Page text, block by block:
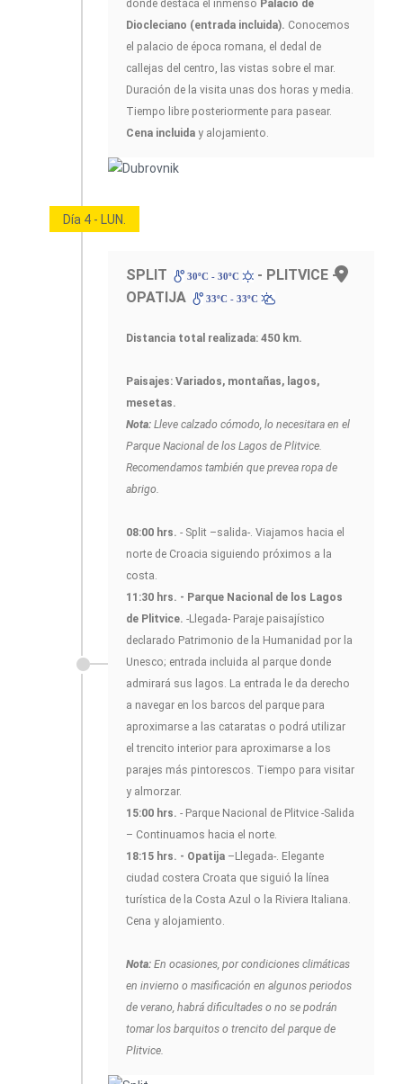
donde destaca el inmenso Palacio de
Diocleciano (entrada incluida). Conocemos
el palacio de época romana, el dedal de
callejas del centro, las vistas sobre el mar.
Duración de la visita unas dos horas y media.
Tiempo libre posteriormente para pasear.
Cena incluida y alojamiento.
Día 4 - LUN.
SPLIT 30ºC - 30ºC
- PLITVICE -
OPATIJA
33ºC - 33ºC
Distancia total realizada: 450 km.
Paisajes: Variados, montañas, lagos,
mesetas.
Nota: Lleve calzado cómodo, lo necesitara en el
Parque Nacional de los Lagos de Plitvice.
Recomendamos también que prevea ropa de
abrigo.
08:00 hrs. - Split –salida-. Viajamos hacia el
norte de Croacia siguiendo próximos a la
costa.
11:30 hrs. - Parque Nacional de los Lagos
de Plitvice. -Llegada- Paraje paisajístico
declarado Patrimonio de la Humanidad por la
Unesco; entrada incluida al parque donde
admirará sus lagos. La entrada le da derecho
a navegar en los barcos del parque para
aproximarse a las cataratas o podrá utilizar
el trencito interior para aproximarse a los
parajes más pintorescos. Tiempo para visitar
y almorzar.
15:00 hrs. - Parque Nacional de Plitvice -Salida
– Continuamos hacia el norte.
18:15 hrs. - Opatija –Llegada-. Elegante
ciudad costera Croata que siguió la línea
turística de la Costa Azul o la Riviera Italiana.
Cena y alojamiento.
Nota: En ocasiones, por condiciones climáticas
en invierno o masificación en algunos periodos
de verano, habrá dificultades o no se podrán
tomar los barquitos o trencito del parque de
Plitvice.